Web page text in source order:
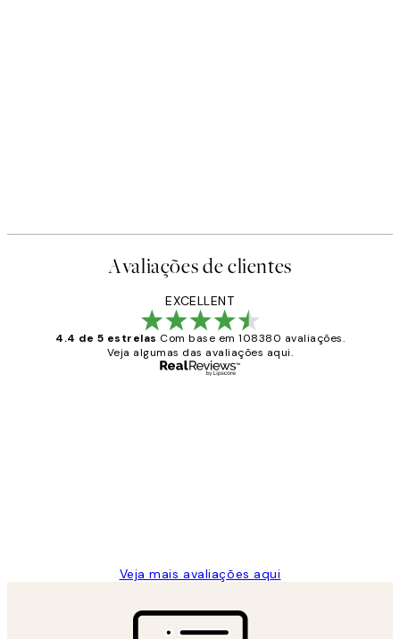
Avaliações de clientes
EXCELLENT
4.4 de 5 estrelas Com base em 108380 avaliações.
Veja algumas das avaliações aqui.
Veja mais avaliações aqui